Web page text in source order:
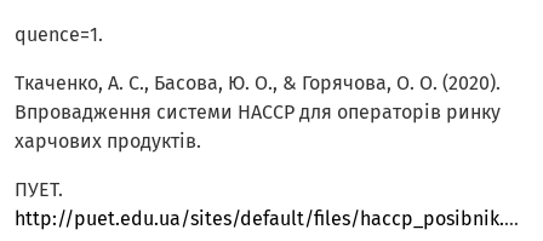
quence=1.
Ткаченко, А. С., Басова, Ю. О., & Горячова, О. О. (2020).
Впровадження системи НАССР для операторів ринку
харчових продуктів.
ПУЕТ.
http://puet.edu.ua/sites/default/files/haccp_posibnik.pdf